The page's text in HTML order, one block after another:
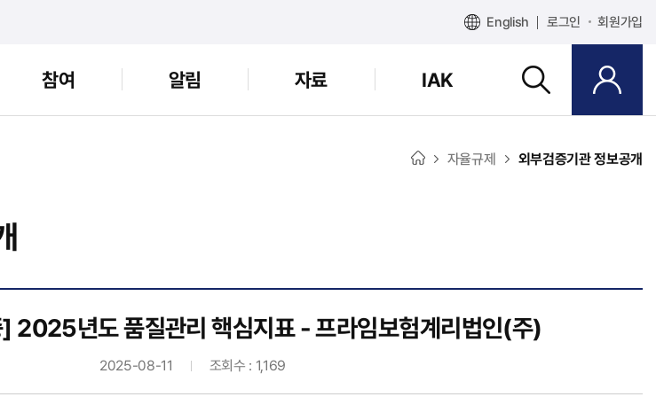
English 로그인 회원가입
참여 알림 자료 IAK
자율규제 외부검증기관 정보공개
2025년도 품질관리 핵심지표 - 프라임보험계리법인(주)
2025-08-11 조회수 : 1,169